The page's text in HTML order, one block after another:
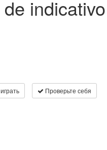
играть Проверьте себя